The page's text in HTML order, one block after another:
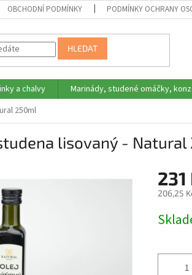
OBCHODNÍ PODMÍNKY PODMÍNKY OCHRANY
HLEDAT
a chalvy Marinády, studené omáčky,
250ml
lisovaný -
231
206,25
cena: